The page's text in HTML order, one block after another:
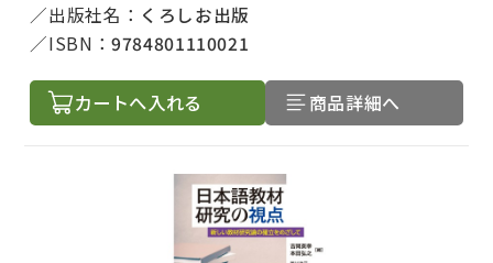
出版社名： くろしお出版
ISBN：9784801110021
カートへ入れる 商品詳細へ